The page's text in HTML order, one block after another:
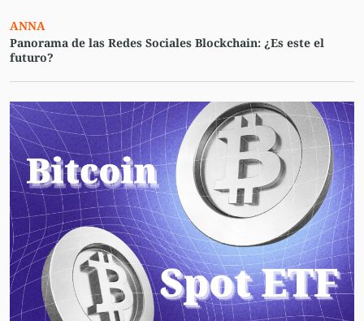
ANNA
Panorama de las Redes Sociales Blockchain: ¿Es este el
futuro?